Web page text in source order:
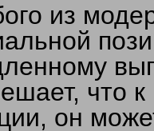
из
что
он